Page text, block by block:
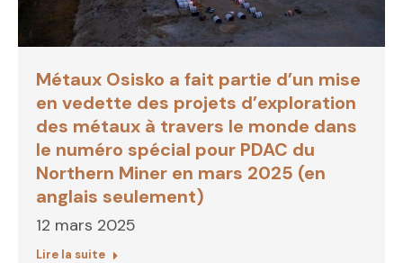
Métaux Osisko a fait partie d’un mise
en vedette des projets d’exploration
des métaux à travers le monde dans
le numéro spécial pour PDAC du
Northern Miner en mars 2025 (en
anglais seulement)
12 mars 2025
Lire la suite